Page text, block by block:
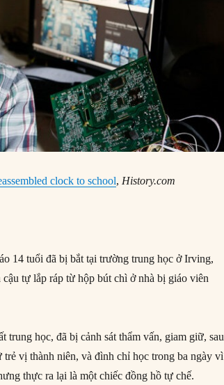
clock to school, History.com
14 tuổi đã bị bắt tại trường trung học ở Irving,
tự lắp ráp từ hộp bút chì ở nhà bị giáo viên
trung học, đã bị cảnh sát thẩm vấn, giam giữ, sau
vị thành niên, và đình chỉ học trong ba ngày vì
thực ra lại là một chiếc đồng hồ tự chế.